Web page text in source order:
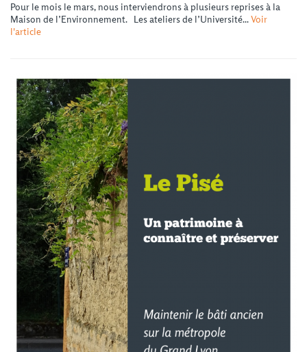
Pour le mois le mars, nous interviendrons à plusieurs reprises à la
Maison de l’Environnement. Les ateliers de l’Université...Voir
l'article